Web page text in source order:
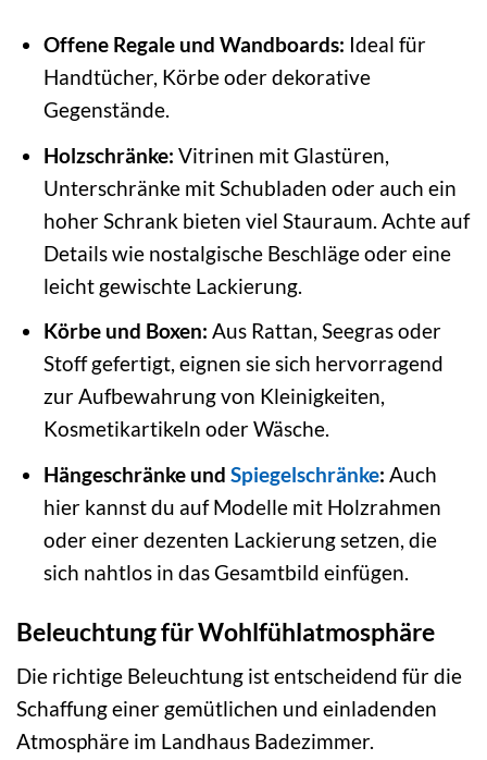
Offene Regale und Wandboards: Ideal für
Handtücher, Körbe oder dekorative
Gegenstände.
Holzschränke: Vitrinen mit Glastüren,
Unterschränke mit Schubladen oder auch ein
hoher Schrank bieten viel Stauraum. Achte auf
Details wie nostalgische Beschläge oder eine
leicht gewischte Lackierung.
Körbe und Boxen: Aus Rattan, Seegras oder
Stoff gefertigt, eignen sie sich hervorragend
zur Aufbewahrung von Kleinigkeiten,
Kosmetikartikeln oder Wäsche.
Hängeschränke und Spiegelschränke: Auch
hier kannst du auf Modelle mit Holzrahmen
oder einer dezenten Lackierung setzen, die
sich nahtlos in das Gesamtbild einfügen.
Beleuchtung für Wohlfühlatmosphäre
Die richtige Beleuchtung ist entscheidend für die
Schaffung einer gemütlichen und einladenden
Atmosphäre im Landhaus Badezimmer.